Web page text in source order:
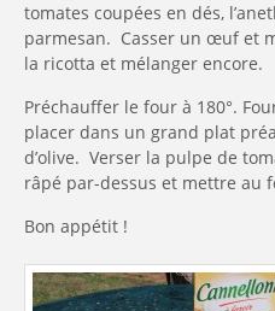
tomates coupées en dés,
parmesan. Casser un œuf et
la ricotta et mélanger encore.
Préchauffer le four à 180°.
placer dans un grand plat
d’olive. Verser la pulpe de
râpé par-dessus et mettre au
Bon appétit !